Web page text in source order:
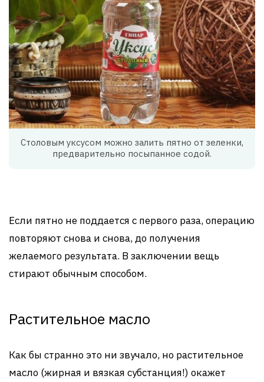
Столовым уксусом можно залить пятно от зеленки,
предварительно посыпанное содой.
Если пятно не поддается с первого раза, операцию
повторяют снова и снова, до получения
желаемого результата. В заключении вещь
стирают обычным способом.
Растительное масло
Как бы странно это ни звучало, но растительное
масло (жирная и вязкая субстанция!) окажет